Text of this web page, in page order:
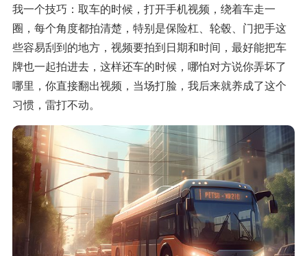
我一个技巧：取车的时候，打开手机视频，绕着车走一
圈，每个角度都拍清楚，特别是保险杠、轮毂、门把手这
些容易刮到的地方，视频要拍到日期和时间，最好能把车
牌也一起拍进去，这样还车的时候，哪怕对方说你弄坏了
哪里，你直接翻出视频，当场打脸，我后来就养成了这个
习惯，雷打不动。